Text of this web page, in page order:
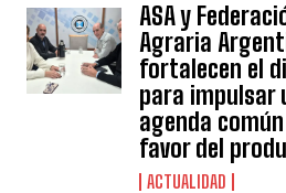
ASA y
Agraria
fortalecen el
para impulsar
agenda
favor del
ACTUALIDAD